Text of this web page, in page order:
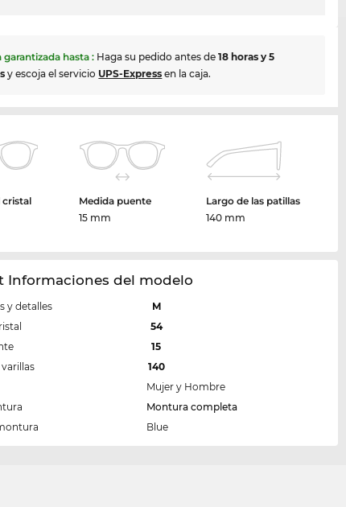
garantizada hasta: Haga su pedido antes de18 horas y 5
y escoja el servicio UPS-Express en la caja.
cristal
Medida puente
15 mm
Largo de las patillas
140 mm
Informaciones del modelo
y detalles
M
54
15
140
Mujer y Hombre
Montura completa
Blue